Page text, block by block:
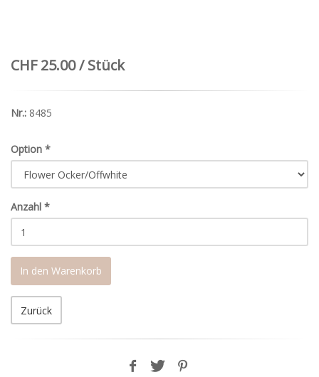
CHF 25.00 / Stück
Nr.: 8485
Option *
Anzahl *
In den Warenkorb
Zurück